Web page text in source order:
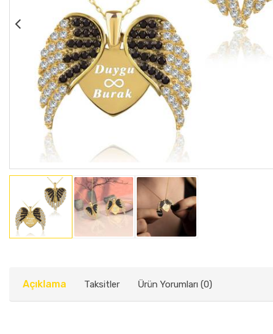
Açıklama Taksitler Ürün Yorumları (0)